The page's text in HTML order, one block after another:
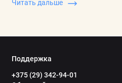
крышкой, компьютерная,
Mutlusan ELITRA подбирают по
Читать дальше
Поддержка
+375 (29) 342-94-01